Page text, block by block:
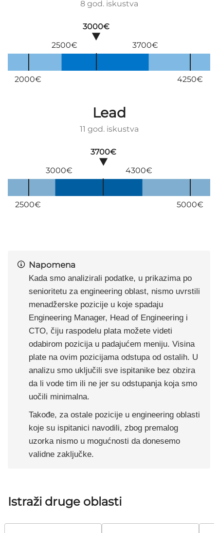
8 god. iskustva
2000€ 4250€
3000€
2500€
3700€
Lead
11 god. iskustva
2500€ 5000€
3700€
3000€
4300€
Napomena
Kada smo analizirali podatke, u prikazima po
senioritetu za engineering oblast, nismo uvrstili
menadžerske pozicije u koje spadaju
Engineering Manager, Head of Engineering i
CTO, čiju raspodelu plata možete videti
odabirom pozicija u padajućem meniju. Visina
plate na ovim pozicijama odstupa od ostalih. U
analizu smo uključili sve ispitanike bez obzira
da li vode tim ili ne jer su odstupanja koja smo
uočili minimalna.
Takođe, za ostale pozicije u engineering oblasti
koje su ispitanici navodili, zbog premalog
uzorka nismo u mogućnosti da donesemo
validne zaključke.
Istraži druge oblasti